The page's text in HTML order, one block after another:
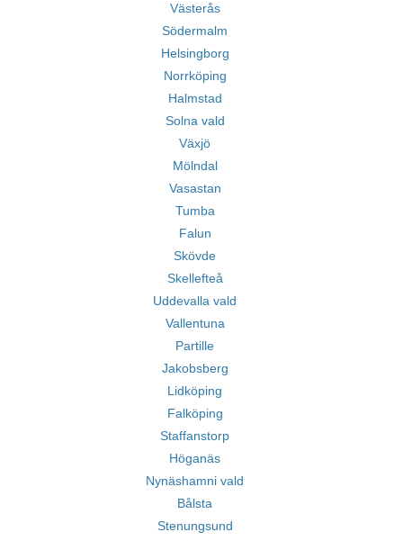
Västerås
Södermalm
Helsingborg
Norrköping
Halmstad
Solna vald
Växjö
Mölndal
Vasastan
Tumba
Falun
Skövde
Skellefteå
Uddevalla vald
Vallentuna
Partille
Jakobsberg
Lidköping
Falköping
Staffanstorp
Höganäs
Nynäshamni vald
Bålsta
Stenungsund